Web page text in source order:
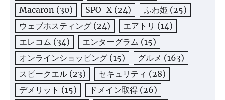
Macaron (30) SPO-X(24) ふわ姫 (25)
ウェブホスティング (24) エアトリ (14)
エレコム (34) エンターグラム (15)
オンラインショッピング (15) グルメ (163)
スピークエル (23) セキュリティ (28)
デメリット (15) ドメイン取得 (26)